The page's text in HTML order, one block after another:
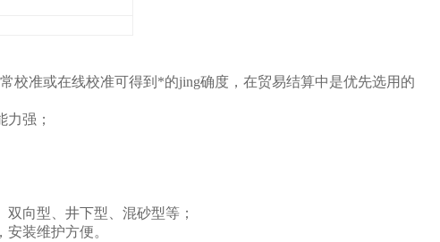
校准或在线校准可得到*的jing确度，在贸易结算中是优先选用的
强；
向型、井下型、混砂型等；
装维护方便。